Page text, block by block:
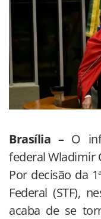
Brasília – O
federal Wladimir
Por decisão da
Federal (STF),
acaba de se